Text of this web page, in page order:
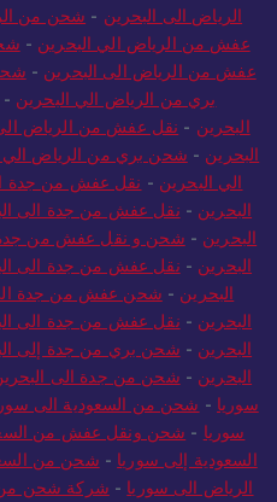
الرياض الى البحرين - شحن من
عفش من الرياض الي البحرين -
عفش من الرياض الى البحرين -
بري من الرياض الي البحرين -
البحرين - نقل عفش من الرياض
البحرين - شحن بري من الرياض الي
الي البحرين - نقل عفش من جدة
البحرين - نقل عفش من جدة الى
البحرين - شحن و نقل عفش من جدة
البحرين - نقل عفش من جدة الى
البحرين - شحن عفش من جدة
البحرين - نقل عفش من جدة الى
البحرين - شحن بري من جدة إلى
البحرين - شحن من جدة الى
سوريا - شحن من السعودية الى
سوريا - شحن ونقل عفش من
السعودية إلى سوريا - شحن من
الرياض الى سوريا - شركة شحن من